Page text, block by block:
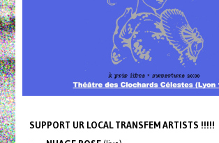
SUPPORT UR LOCAL TRANSFEM ARTISTS !!!!!